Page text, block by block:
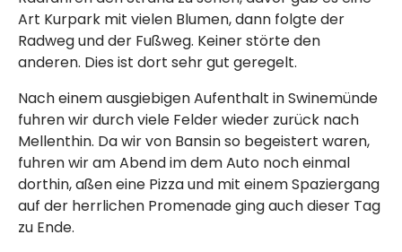
Art Kurpark mit vielen Blumen, dann folgte der
Radweg und der Fußweg. Keiner störte den
anderen. Dies ist dort sehr gut geregelt.
Nach einem ausgiebigen Aufenthalt in Swinemünde
fuhren wir durch viele Felder wieder zurück nach
Mellenthin. Da wir von Bansin so begeistert waren,
fuhren wir am Abend im dem Auto noch einmal
dorthin, aßen eine Pizza und mit einem Spaziergang
auf der herrlichen Promenade ging auch dieser Tag
zu Ende.